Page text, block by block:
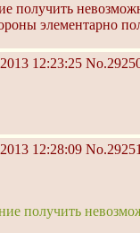
получить
элементарно
12:23:25
12:28:09 No.29251
получить